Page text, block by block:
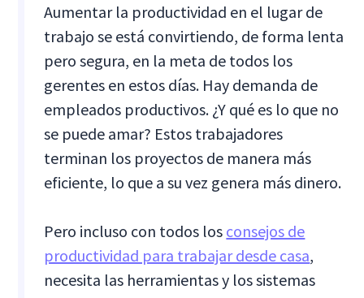
Aumentar la productividad en el lugar de
trabajo se está convirtiendo, de forma lenta
pero segura, en la meta de todos los
gerentes en estos días. Hay demanda de
empleados productivos. ¿Y qué es lo que no
se puede amar? Estos trabajadores
terminan los proyectos de manera más
eficiente, lo que a su vez genera más dinero.
Pero incluso con todos los consejos de
productividad para trabajar desde casa,
necesita las herramientas y los sistemas